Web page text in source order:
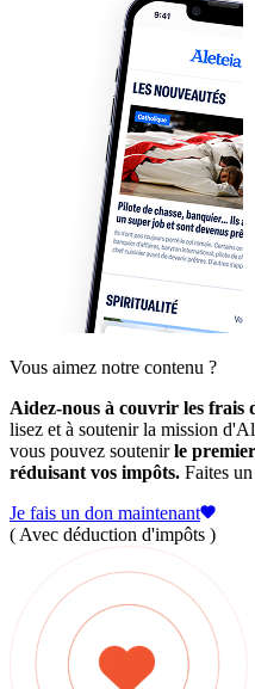
Vous aimez notre contenu ?
Aidez-nous à couvrir les frais
lisez et à soutenir la mission
vous pouvez soutenirle
réduisant vos impôts. Faites
Je fais un don maintenant
( Avec déduction d'impôts )